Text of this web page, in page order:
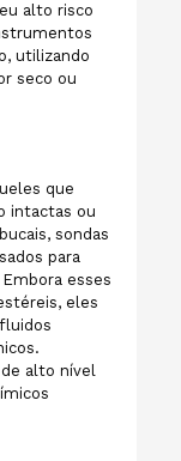
alto risco
utilizando
seco ou
que
intactas ou
sondas
para
esses
eles
alto nível